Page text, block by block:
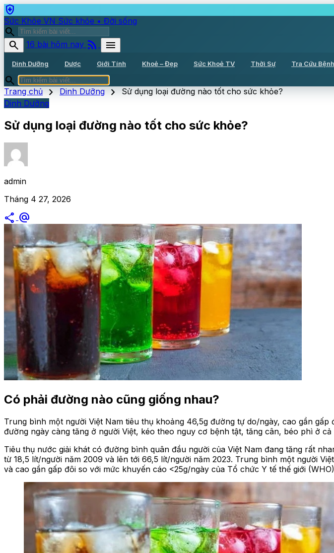
health_and_safety
Sức Khỏe VN Sức khỏe • Đời sống
search
search
16 bài hôm nay rss_feed menu
Dinh Dưỡng Dược Giới Tính Khoẻ – Đẹp Sức Khoẻ TV Thời Sự Tra Cứu Bệnh
search
Trang chủ chevron_right Dinh Dưỡng chevron_right Sử dụng loại đường nào tốt cho sức khỏe?
Dinh Dưỡng
Sử dụng loại đường nào tốt cho sức khỏe?
admin
Tháng 4 27, 2026
share alternate_email
Có phải đường nào cũng giống nhau?
Trung bình một người Việt Nam tiêu thụ khoảng 46,5g đường tự do/ngày, cao gần
đường ngày càng tăng ở người Việt, kéo theo nguy cơ bệnh tật, tăng cân, béo phì ở
Tiêu thụ nước giải khát có đường bình quân đầu người của Việt Nam đang tăng rất
từ 18,5 lít/người năm 2009 và lên tới 66,5 lít/người năm 2023. Trung bình một người
và cao gần gấp đôi so với mức khuyến cáo <25g/ngày của Tổ chức Y tế thế giới